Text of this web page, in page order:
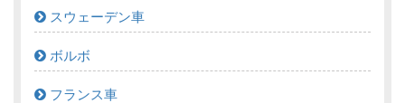
スウェーデン車
ボルボ
フランス車